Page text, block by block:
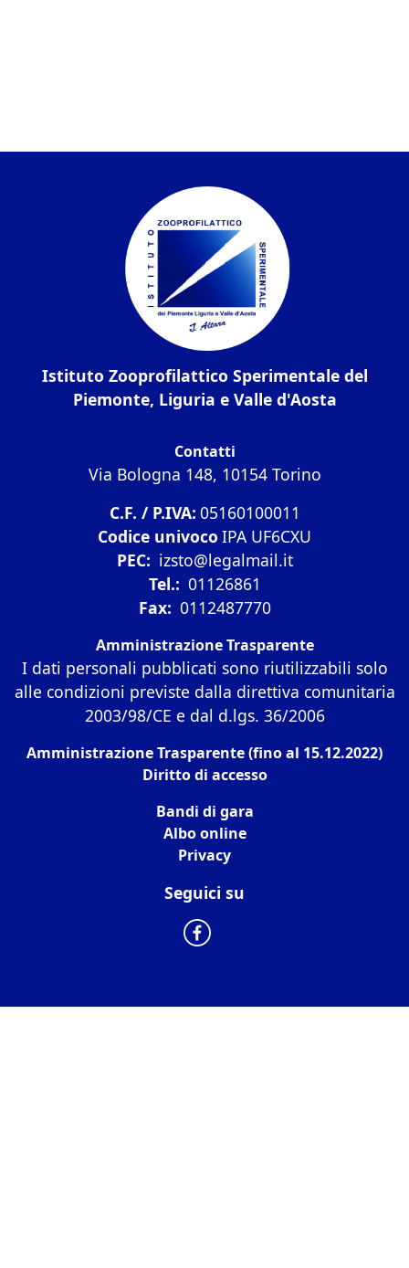
Istituto Zooprofilattico Sperimentale del
Piemonte, Liguria e Valle d'Aosta
Contatti
Via Bologna 148, 10154 Torino
C.F. / P.IVA: 05160100011
Codice univoco IPA UF6CXU
PEC: izsto@legalmail.it
Tel.: 01126861
Fax: 0112487770
Amministrazione Trasparente
I dati personali pubblicati sono riutilizzabili solo
alle condizioni previste dalla direttiva comunitaria
2003/98/CE e dal d.lgs. 36/2006
Amministrazione Trasparente (fino al 15.12.2022)
Diritto di accesso
Bandi di gara
Albo online
Privacy
Seguici su